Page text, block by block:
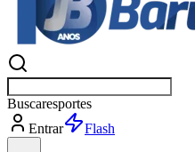
Buscarpolítica
Entrar
Explorar